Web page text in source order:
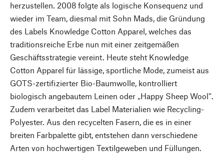
herzustellen. 2008 folgte als logische Konsequenz und
wieder im Team, diesmal mit Sohn Mads, die Gründung
des Labels Knowledge Cotton Apparel, welches das
traditionsreiche Erbe nun mit einer zeitgemäßen
Geschäftsstrategie vereint. Heute steht Knowledge
Cotton Apparel für lässige, sportliche Mode, zumeist aus
GOTS-zertifizierter Bio-Baumwolle, kontrolliert
biologisch angebautem Leinen oder „Happy Sheep Wool“.
Zudem verarbeitet das Label Materialien wie Recycling-
Polyester. Aus den recycelten Fasern, die es in einer
breiten Farbpalette gibt, entstehen dann verschiedene
Arten von hochwertigen Textilgeweben und Füllungen.